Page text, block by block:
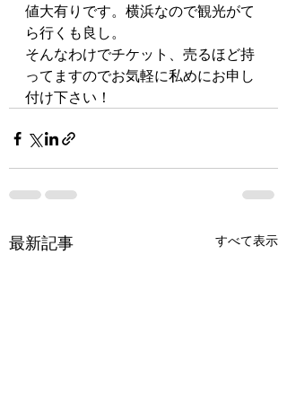
値大有りです。横浜なので観光がて
ら行くも良し。
そんなわけでチケット、売るほど持
ってますのでお気軽に私めにお申し
付け下さい！
最新記事 すべて表示